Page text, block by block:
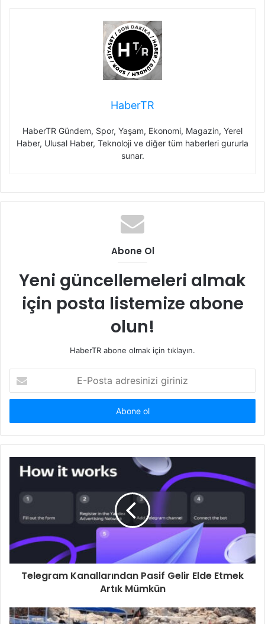
HaberTR
HaberTR Gündem, Spor, Yaşam, Ekonomi, Magazin, Yerel
Haber, Ulusal Haber, Teknoloji ve diğer tüm haberleri gururla
sunar.
Abone Ol
Yeni güncellemeleri almak
için posta listemize abone
olun!
HaberTR abone olmak için tıklayın.
Posta
adresinizi
Telegram Kanallarından Pasif Gelir Elde Etmek
Artık Mümkün